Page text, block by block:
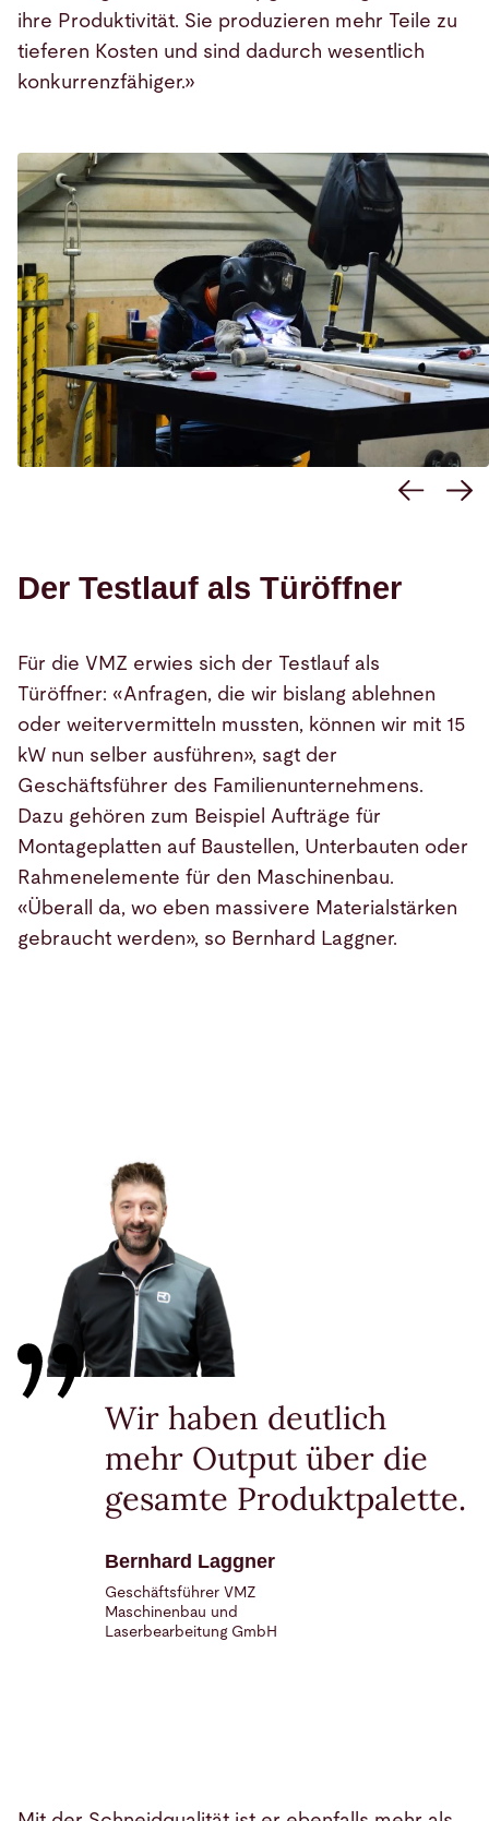
ihre Produktivität. Sie produzieren mehr Teile zu
tieferen Kosten und sind dadurch wesentlich
konkurrenzfähiger.»
Der Testlauf als Türöffner
Für die VMZ erwies sich der Testlauf als
Türöffner: «Anfragen, die wir bislang ablehnen
oder weitervermitteln mussten, können wir mit 15
kW nun selber ausführen», sagt der
Geschäftsführer des Familienunternehmens.
Dazu gehören zum Beispiel Aufträge für
Montageplatten auf Baustellen, Unterbauten oder
Rahmenelemente für den Maschinenbau.
«Überall da, wo eben massivere Materialstärken
gebraucht werden», so Bernhard Laggner.
Wir haben deutlich
mehr Output über die
gesamte Produktpalette.
Bernhard Laggner
Geschäftsführer VMZ
Maschinenbau und
Laserbearbeitung GmbH